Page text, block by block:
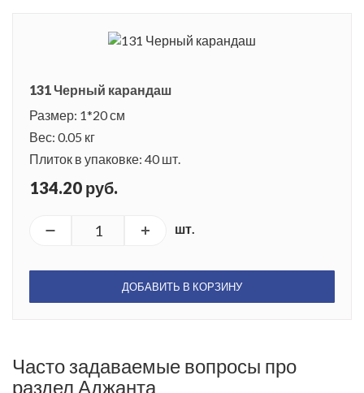
131 Черный карандаш
Размер: 1*20 см
Вес: 0.05 кг
Плиток в упаковке: 40 шт.
134.20 руб.
шт.
ДОБАВИТЬ В КОРЗИНУ
Часто задаваемые вопросы про
раздел Аджанта